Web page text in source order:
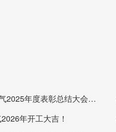
同“欣”同行 智领新程 | 欣灵电气2025年度表彰总结大会暨新年酒会成功举办！
年开工大吉！